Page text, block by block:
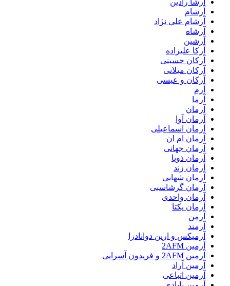
آرشام
آرشام علی نژاد
آرشاه
آرشین
آرکا علیزاده
آرکان حسینی
آرکان میلانی
آرکان و عیسی
آرم
آرما
آرمان
آرمان آوا
آرمان اسماعیلی
آرمان ام ان
آرمان جهانی
آرمان ذویا
آرمان زند
آرمان شهابی
آرمان گرشاسبی
آرمان واحدی
آرمان یکتا
آرمن
آرمند
آرمیکس و ارین دوانادرا
آرمین 2AFM
آرمین 2AFM و فریدون آسرایی
آرمین آراد
آرمین اتباعی